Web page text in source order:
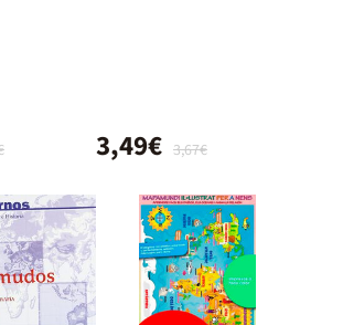
3,67€
3,49€